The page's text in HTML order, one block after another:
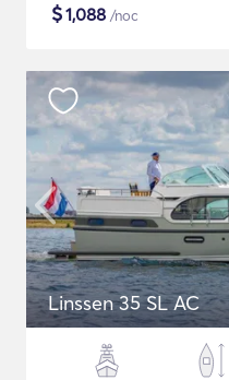
$1,088 /noc
Linssen 35 SL AC